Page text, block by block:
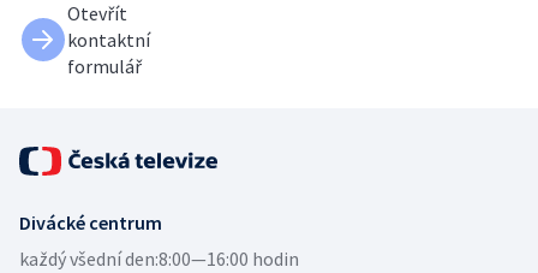
Otevřít
kontaktní
formulář
Divácké centrum
každý všední den:8:00—16:00 hodin